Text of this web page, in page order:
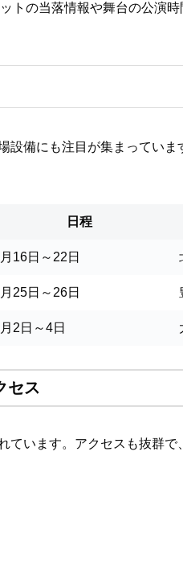
の当落情報や舞台の公演
備にも注目が集まってい
日程
16日～22日
25日～26日
2日～4日
セス
います。アクセスも抜群